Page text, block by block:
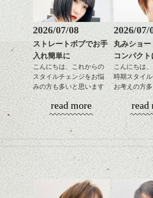
ハンサムショート／ヘッド
スパ／伸びても目立たない
ヘアカラー/ハイライト/ダブ
ルカラー/髪質改善/TOKIOト
リートメント/ブリーチ/イン
ナーカラー/イルミナカラー/
ミニボブ/抜け感ショート/バ
レイヤージュ/縮毛矯正
ハンサムショート／ヘッド
スパ／伸びても目立たない
ヘアカラー/ハイライト/ダブ
ルカラー/髪質改善/TOKIOト
リートメント/ブリーチ/イン
ナーカラー/イルミナカラー/
ミニボブ/抜け感ショート/バ
レイヤージュ/縮毛矯
↑こんなふう
分をややフ
前からみると
感じ
↓サイドから
なクラシッ
風。
モノトーン
たファッシ
かきあげたり、パートを
変えたりと前が長いとな
にかとアレンジも効きや
すいので
毎日の気分で楽しめるの
バックのフォルムをしっ
かり残してカット、お洒
したくなり
ショートでパ
ある方も多い
すがアウト
は極弱にト
でしっかり
で強さをコ
てかけたら
もしやすく
す。髪質に
なくていい
す。
気になる方
下さい。
2026/07/08
ストレートボブでお手
入れ簡単に
こんにちは、これからの
スタイルチェンジをお悩
みの方も多いと思います
やっぱりボブでお手入れ
しやすいスタイルだと毎
日のスタイリングも簡単
で良いですよ。
あご下のラインでやや長
も出しやすくていろいろ
read more
2026/07/
丸みショ
コンパクト
こんにちは
時期スタイ
お考えの方
す。
コンパクト
全体のバラ
せてくれる
いろんなシ
をだしやす
グも簡単で
そんなショ
read